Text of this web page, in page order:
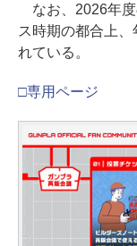
なお、2026年度
ス時期の都合上
れている。
□専用ページ